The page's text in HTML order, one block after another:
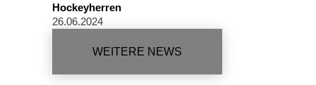
Hockeyherren
26.06.2024
WEITERE NEWS